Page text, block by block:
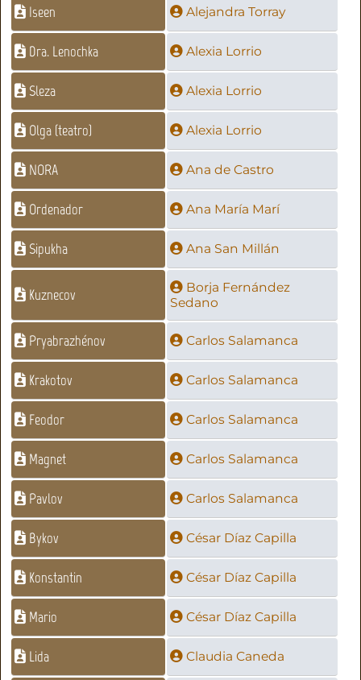
Iseen Alejandra Torray
Dra. Lenochka Alexia Lorrio
Sleza Alexia Lorrio
Olga (teatro) Alexia Lorrio
NORA Ana de Castro
Ordenador Ana María Marí
Sipukha Ana San Millán
Kuznecov
Borja Fernández
Sedano
Pryabrazhénov Carlos Salamanca
Krakotov Carlos Salamanca
Feodor Carlos Salamanca
Magnet Carlos Salamanca
Pavlov Carlos Salamanca
Bykov César Díaz Capilla
Konstantin César Díaz Capilla
Mario César Díaz Capilla
Lida Claudia Caneda